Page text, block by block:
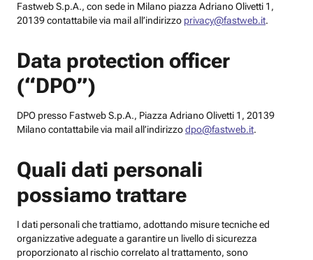
Fastweb S.p.A., con sede in Milano piazza Adriano Olivetti 1,
20139 contattabile via mail all’indirizzo privacy@fastweb.it.
Data protection officer
(“DPO”)
DPO presso Fastweb S.p.A., Piazza Adriano Olivetti 1, 20139
Milano contattabile via mail all’indirizzodpo@fastweb.it.
Quali dati personali
possiamo trattare
I dati personali che trattiamo, adottando misure tecniche ed
organizzative adeguate a garantire un livello di sicurezza
proporzionato al rischio correlato al trattamento, sono